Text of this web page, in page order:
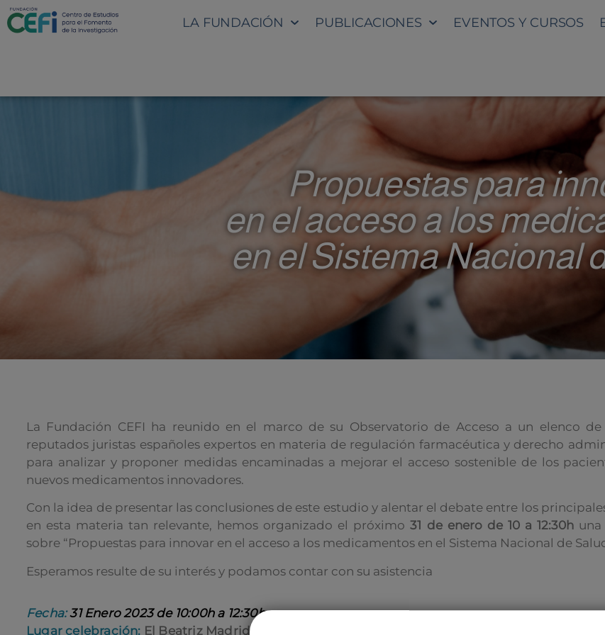
LA FUNDACIÓN PUBLICACIONES EVENTOS Y CURSOS
Propuestas para
en el acceso a los
en el Sistema Nacional
La Fundación CEFI ha reunido en el marco de su Observatorio de Acceso a un elenco
reputados juristas españoles expertos en materia de regulación farmacéutica y derecho
para analizar y proponer medidas encaminadas a mejorar el acceso sostenible de los
nuevos medicamentos innovadores.
Con la idea de presentar las conclusiones de este estudio y alentar el debate entre los
en esta materia tan relevante, hemos organizado el próximo31 de enero de 10 a 12:30h una
sobre “Propuestas para innovar en el acceso a los medicamentos en el Sistema Nacional de
Esperamos resulte de su interés y podamos contar con su asistencia
Fecha:31 Enero 2023 de 10:00h a 12:30h
Lugar celebración: El Beatriz Madrid Auditorio